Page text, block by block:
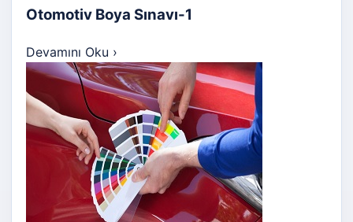
Otomotiv Boya Sınavı-1
Devamını Oku ›